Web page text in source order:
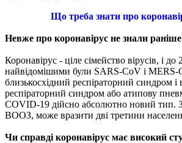
Що треба знати про
Невже про коронавірус не знали
Коронавірус - ціле сімейство вірусів, і до
найвідомішими були SARS-CoV і MERS-
близькосхідний респіраторний синдром
респіраторний синдром або атипову
COVID-19 дійсно абсолютно новий тип.
ВООЗ, може вразити дві третини
Чи справді коронавірус має високий